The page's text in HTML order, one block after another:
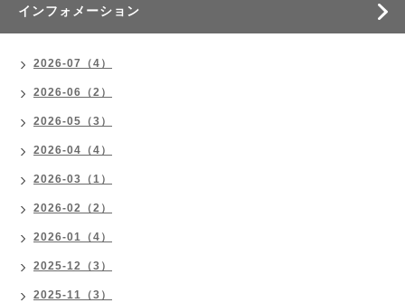
インフォメーション
2026-07（4）
2026-06（2）
2026-05（3）
2026-04（4）
2026-03（1）
2026-02（2）
2026-01（4）
2025-12（3）
2025-11（3）